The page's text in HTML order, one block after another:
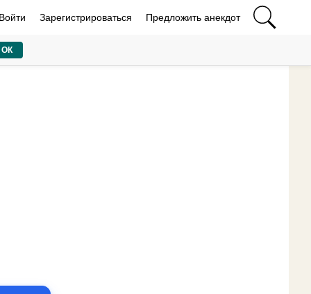
Зарегистрироваться Предложить анекдот
ОК